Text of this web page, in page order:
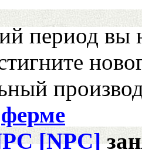
период вы
ферме
[NPC]